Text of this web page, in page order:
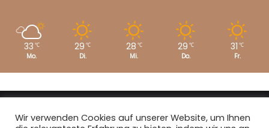
33 ℃
Mo.
29 ℃
Di.
28 ℃
Mi.
29 ℃
Do.
31 ℃
Fr.
Copyright © 2008 - 2026 EI-Live.de
| Alle Rechte vorbehalten.
Wir verwenden Cookies auf unserer Website, um Ihnen